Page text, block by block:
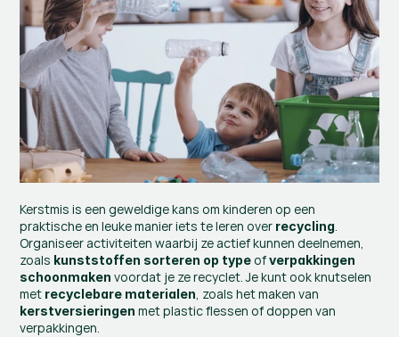
Kerstmis is een geweldige kans om kinderen op een
praktische en leuke manier iets te leren over recycling.
Organiseer activiteiten waarbij ze actief kunnen deelnemen,
zoals kunststoffen sorteren op type of verpakkingen
schoonmaken voordat je ze recyclet. Je kunt ook knutselen
met recyclebare materialen
kerstversieringen met plastic flessen of doppen van
verpakkingen.